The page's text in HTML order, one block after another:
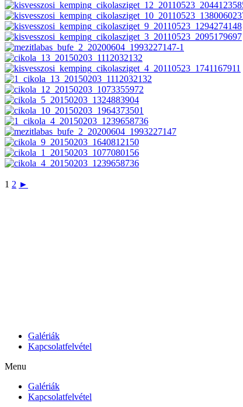
1 2 ►
Galériák
Kapcsolatfelvétel
Menu
Galériák
Kapcsolatfelvétel